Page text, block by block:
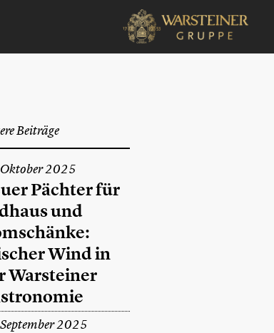
Beiträge
2025
Pächter für
und
Wind in
Warsteiner
2025